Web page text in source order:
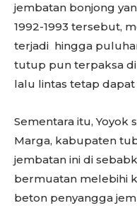
jembatan bonjong
1992-1993 tersebut,
terjadi hingga
tutup pun terpaksa
lalu lintas tetap dapat
Sementara itu, Yoyok
Marga, kabupaten
jembatan ini di
bermuatan melebihi
beton penyangga